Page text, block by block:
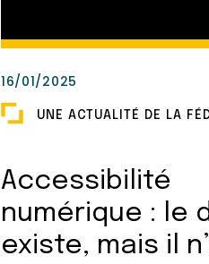
Accessibilité
numérique : le
existe, mais il
16/01/2025
UNE ACTUALITÉ DE LA